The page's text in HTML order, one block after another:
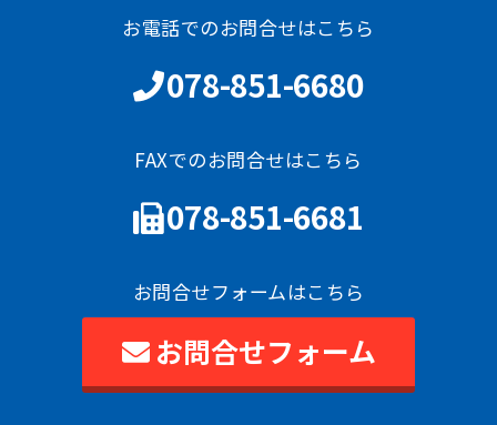
お電話でのお問合せはこちら
078-851-6680
FAXでのお問合せはこちら
078-851-6681
お問合せフォームはこちら
お問合せフォーム